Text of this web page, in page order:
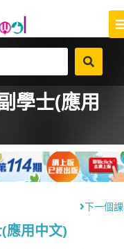
學士(應用
下一個
應用中文)